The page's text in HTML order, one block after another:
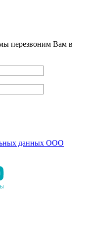
перезвоним Вам в
данных ООО